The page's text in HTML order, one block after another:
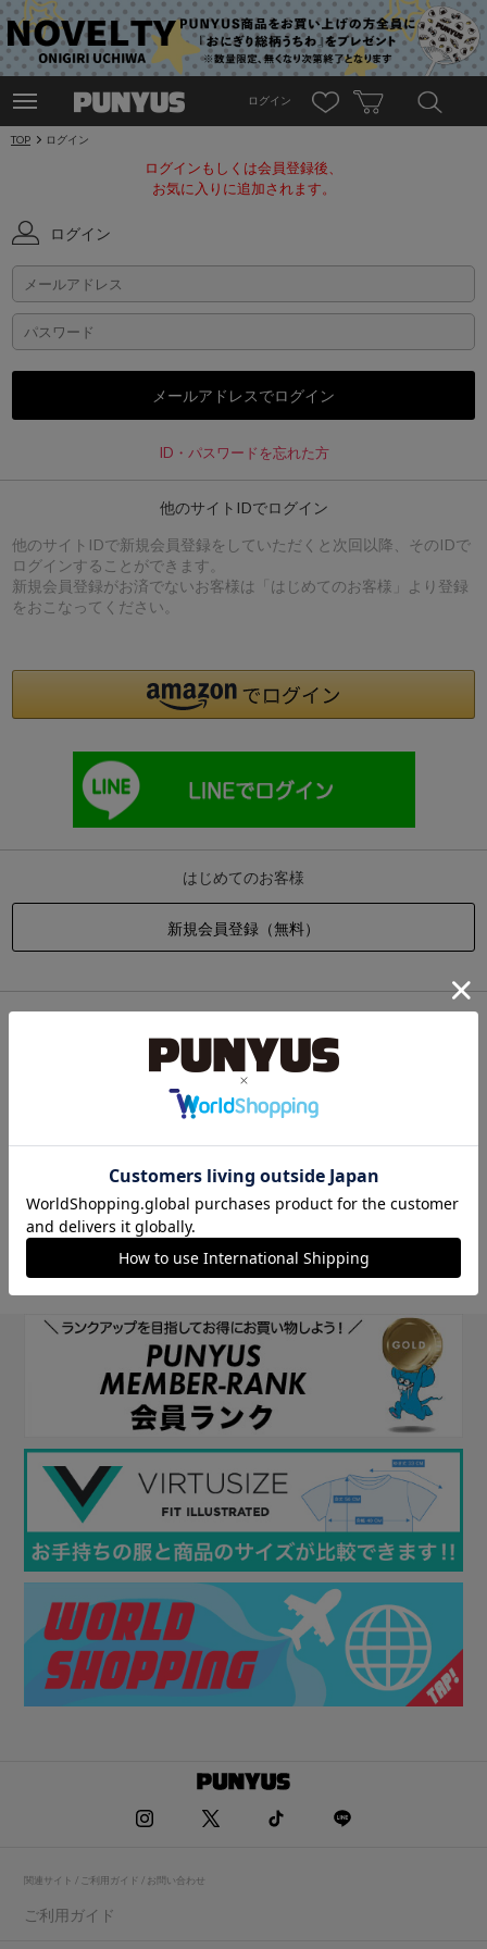
ログイン
TOP ログイン
ログインもしくは会員登録後、
お気に入りに追加されます。
ログイン
ID・パスワードを忘れた方
他のサイトIDでログイン
他のサイトIDで新規会員登録をしていただくと次回以降、そのIDで
ログインすることができます。
新規会員登録がお済でないお客様は「はじめてのお客様」より登録
をおこなってください。
はじめてのお客様
他のサイトIDで新規会員登録をしていただくと次回以降、そのIDで
ログインすることができます。
関連サイト / ご利用ガイド / お問い合わせ
ご利用ガイド